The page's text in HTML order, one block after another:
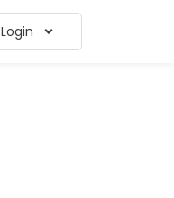
Login